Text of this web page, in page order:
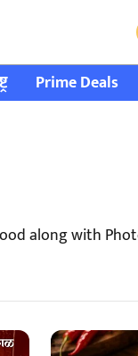
Prime Deals
along with